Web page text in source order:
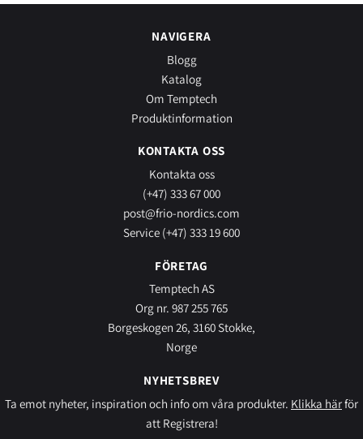
NAVIGERA
Blogg
Katalog
Om Temptech
Produktinformation
KONTAKTA OSS
Kontakta oss
(+47) 333 67 000
post@frio-nordics.com
Service (+47) 333 19 600
FÖRETAG
Temptech AS
Org nr. 987 255 765
Borgeskogen 26, 3160 Stokke,
Norge
NYHETSBREV
Ta emot nyheter, inspiration och info om våra produkter. Klikka härför
att Registrera!